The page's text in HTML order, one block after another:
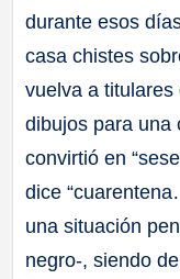
durante esos
casa chistes
vuelva a
dibujos para una
convirtió en
dice
una situación
negro-, siendo